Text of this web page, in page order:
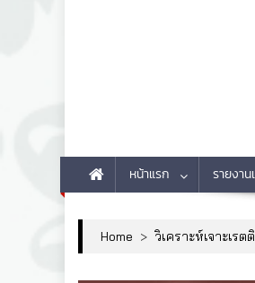
หน้าแรก รายงา
Home > วิเคราะห์เจาะเรต